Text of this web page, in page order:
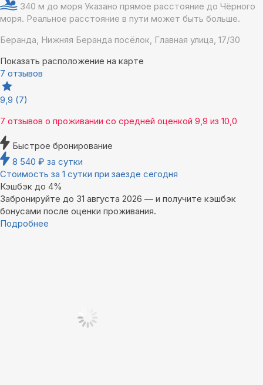
340 м до моря Указано прямое расстояние до Чёрного
моря. Реальное расстояние в пути может быть больше.
Беранда, Нижняя Беранда посёлок, Главная улица, 17/30
Показать расположение на карте
7 отзывов
9,9 (7)
7 отзывов о проживании со средней оценкой 9,9 из 10,0
Быстрое бронирование
8 540 ₽ за сутки
Стоимость за 1 сутки при заезде сегодня
Кэшбэк до 4%
Забронируйте до 31 августа 2026 — и получите кэшбэк
бонусами после оценки проживания.
Подробнее